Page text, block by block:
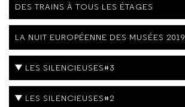
DES TRAINS À TOUS LES ÉTAGES
LA NUIT EUROPÉENNE DES MUSÉES 2019
LES SILENCIEUSES#3
LES SILENCIEUSES#2